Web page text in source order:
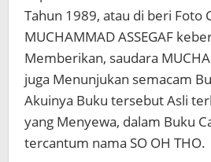
Tahun 1989, atau di beri Foto
MUCHAMMAD ASSEGAF
Memberikan, saudara
juga Menunjukan semacam
Akuinya Buku tersebut Asli
yang Menyewa, dalam Buku
tercantum nama SO OH THO.